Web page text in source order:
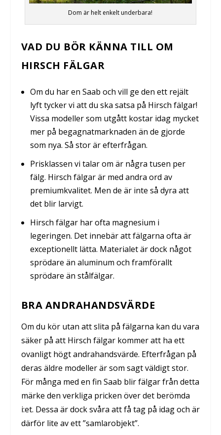
Dom är helt enkelt underbara!
VAD DU BÖR KÄNNA TILL OM
HIRSCH FÄLGAR
Om du har en Saab och vill ge den ett rejält
lyft tycker vi att du ska satsa på Hirsch fälgar!
Vissa modeller som utgått kostar idag mycket
mer på begagnatmarknaden än de gjorde
som nya. Så stor är efterfrågan.
Prisklassen vi talar om är några tusen per
fälg. Hirsch fälgar är med andra ord av
premiumkvalitet. Men de är inte så dyra att
det blir larvigt.
Hirsch fälgar har ofta magnesium i
legeringen. Det innebär att fälgarna ofta är
exceptionellt lätta. Materialet är dock något
sprödare än aluminum och framförallt
sprödare än stålfälgar.
BRA ANDRAHANDSVÄRDE
Om du kör utan att slita på fälgarna kan du vara
säker på att Hirsch fälgar kommer att ha ett
ovanligt högt andrahandsvärde. Efterfrågan på
deras äldre modeller är som sagt väldigt stor.
För många med en fin Saab blir fälgar från detta
märke den verkliga pricken över det berömda
i:et. Dessa är dock svåra att få tag på idag och är
därför lite av ett ”samlarobjekt”.